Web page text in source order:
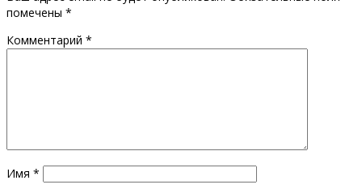
помечены *
Комментарий *
Имя *